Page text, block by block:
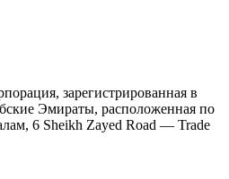
зарегистрированная в
Эмираты, расположенная по
6 Sheikh Zayed Road — Trade